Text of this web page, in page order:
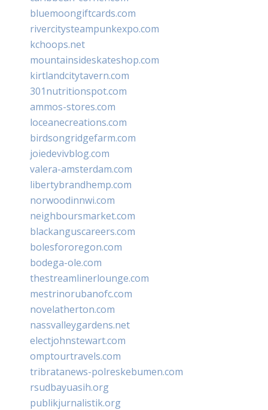
bluemoongiftcards.com
rivercitysteampunkexpo.com
kchoops.net
mountainsideskateshop.com
kirtlandcitytavern.com
301nutritionspot.com
ammos-stores.com
loceanecreations.com
birdsongridgefarm.com
joiedevivblog.com
valera-amsterdam.com
libertybrandhemp.com
norwoodinnwi.com
neighboursmarket.com
blackanguscareers.com
bolesfororegon.com
bodega-ole.com
thestreamlinerlounge.com
mestrinorubanofc.com
novelatherton.com
nassvalleygardens.net
electjohnstewart.com
omptourtravels.com
tribratanews-polreskebumen.com
rsudbayuasih.org
publikjurnalistik.org